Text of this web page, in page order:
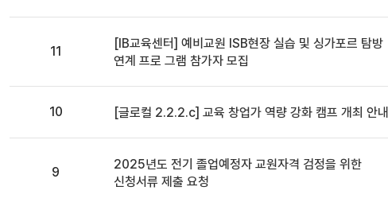
11
일반
[IB교육센터] 예비교원 ISB현장 실습 및 싱가포르 탐방
연계 프로 그램 참가자 모집
10 일반
[글로컬 2.2.2.c] 교육 창업가 역량 강화 캠프 개최 안내
9
일반
2025년도 전기 졸업예정자 교원자격 검정을 위한
신청서류 제출 요청